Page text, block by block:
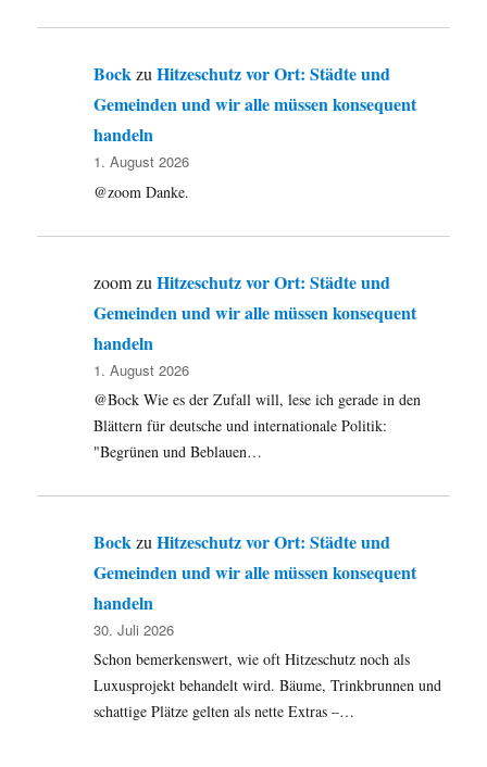
BockzuHitzeschutz vor Ort: Städte und
Gemeinden und wir alle müssen konsequent
handeln
1. August 2026
@zoom Danke.
zoomzuHitzeschutz vor Ort: Städte und
Gemeinden und wir alle müssen konsequent
handeln
1. August 2026
@Bock Wie es der Zufall will, lese ich gerade in den
Blättern für deutsche und internationale Politik:
"Begrünen und Beblauen…
Bock zuHitzeschutz vor Ort: Städte und
Gemeinden und wir alle müssen konsequent
handeln
30. Juli 2026
Schon bemerkenswert, wie oft Hitzeschutz noch als
Luxusprojekt behandelt wird. Bäume, Trinkbrunnen und
schattige Plätze gelten als nette Extras –…